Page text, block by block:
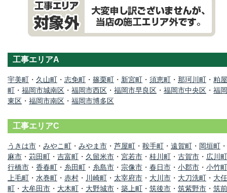
工事エリアA
宇美町 ・ 久山町 ・ 志免町 ・ 篠栗町 ・ 新宮町 ・ 須恵町 ・ 那珂川町 ・ 粕屋
町 ・ 福岡市城南区 ・ 福岡市西区 ・ 福岡市早良区 ・ 福岡市中央区 ・ 福
東区 ・ 福岡市南区 ・ 福岡市博多区
工事エリアC
うきは市 ・ みやこ町 ・ みやま市 ・ 芦屋町 ・ 鞍手町 ・ 遠賀町 ・ 岡垣町 ・
麻市 ・ 苅田町 ・ 吉富町 ・ 久留米市 ・ 宮若市 ・ 桂川町 ・ 古賀市 ・ 広川町
行橋市 ・ 香春町 ・ 糸田町 ・ 糸島市 ・ 宗像市 ・ 春日市 ・ 小郡市 ・ 小竹町
上毛町 ・ 水巻町 ・ 赤村 ・ 川崎町 ・ 太宰府市 ・ 大川市 ・ 大刀洗町 ・ 大任
町 ・ 大牟田市 ・ 大木町 ・ 大野城市 ・ 築上町 ・ 筑後市 ・ 筑紫野市 ・ 筑前